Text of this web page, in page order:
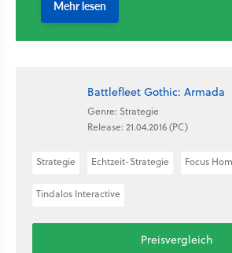
Battlefleet Gothic: Armada
Genre: Strategie
Release: 21.04.2016 (PC)
Strategie Echtzeit-Strategie Focus
Tindalos Interactive
Preisvergleich